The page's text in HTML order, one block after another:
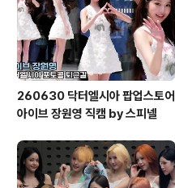
260630 닥터엘시아 팝업스토어
아이브 장원영 직캠 by 스피넬